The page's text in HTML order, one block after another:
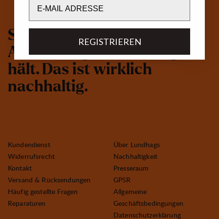
S stellen wi
A
srüstung her, die lange
hält. Das ist wirklich
nachhaltig.
Kundendienst
Widerrufsrecht
Kontakt
Versand & Rücksendungen
Häufig gestellte Fragen
Reparaturen
Über Lundhags
Nachhaltigkeit
Presseraum
GPSR
Allgemeine
Geschäftsbedingungen
Datenschutzerklärung
REGISTRIEREN